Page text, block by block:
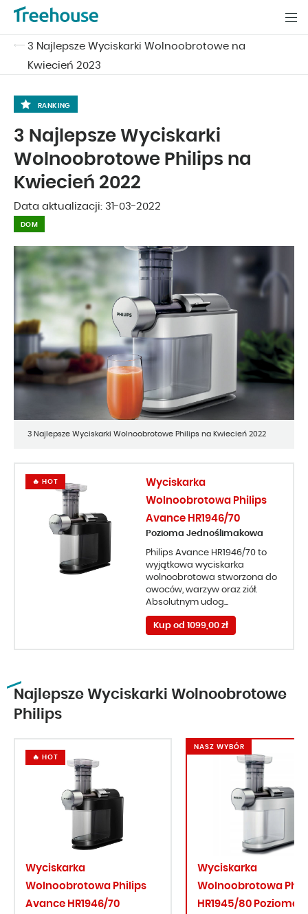
3 Najlepsze Wyciskarki Wolnoobrotowe na
Kwiecień 2023
RANKING
Data aktualizacji: 31-03-2022
DOM
3 Najlepsze Wyciskarki
Wolnoobrotowe Philips na
Kwiecień 2022
3 Najlepsze Wyciskarki Wolnoobrotowe Philips na Kwiecień 2022
Wyciskarka
Wolnoobrotowa Philips
Avance HR1946/70
Pozioma Jednoślimakowa
Philips Avance HR1946/70 to
wyjątkowa wyciskarka
wolnoobrotowa stworzona do
owoców, warzyw oraz ziół.
Absolutnym udog...
Kup od 1099,00 zł
🔥 HOT
Najlepsze Wyciskarki Wolnoobrotowe
Philips
Wyciskarka
Wolnoobrotowa Philips
Avance HR1946/70
🔥 HOT
Wyciskarka
Wolnoobrotowa
HR1945/80 Pozioma
NASZ WYBÓR